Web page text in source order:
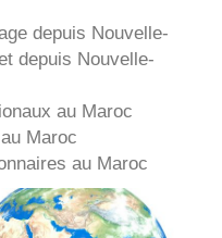
depuis Nouvelle-
depuis Nouvelle-
au Maroc
Maroc
au Maroc